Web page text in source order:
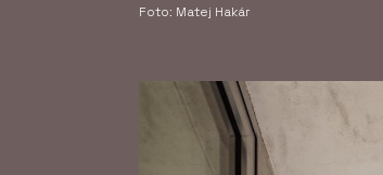
Foto: Matej Hakár